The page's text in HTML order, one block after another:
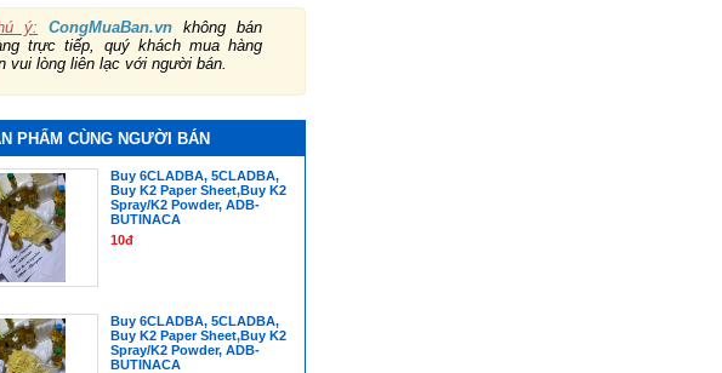
ý: CongMuaBan.vn không bán
trực tiếp, quý khách mua hàng
vui lòng liên lạc với người bán.
PHẨM CÙNG NGƯỜI BÁN
Buy 6CLADBA, 5CLADBA,
Buy K2 Paper Sheet,Buy K2
Spray/K2 Powder, ADB-
BUTINACA
10đ
Buy 6CLADBA, 5CLADBA,
Buy K2 Paper Sheet,Buy K2
Spray/K2 Powder, ADB-
BUTINACA